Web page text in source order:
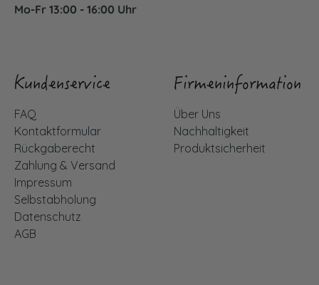
Mo-Fr 13:00 - 16:00 Uhr
Kundenservice
FAQ
Kontaktformular
Rückgaberecht
Zahlung & Versand
Impressum
Selbstabholung
Datenschutz
AGB
Firmeninformation
Über Uns
Nachhaltigkeit
Produktsicherheit